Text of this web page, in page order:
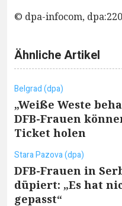
© dpa-infocom,
Ähnliche Artikel
Belgrad (dpa)
„Weiße Weste
DFB-Frauen
Ticket holen
Stara Pazova (dpa)
DFB-Frauen in
düpiert: „Es hat
gepasst“